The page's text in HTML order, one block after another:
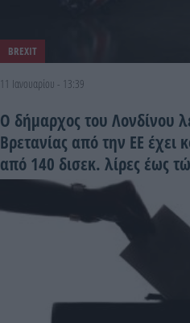
BREXIT
11 Ιανουαρίου - 13:39
Ο δήμαρχος του Λονδίνου
Βρετανίας από την ΕΕ
από 140 δισεκ. λίρες έως